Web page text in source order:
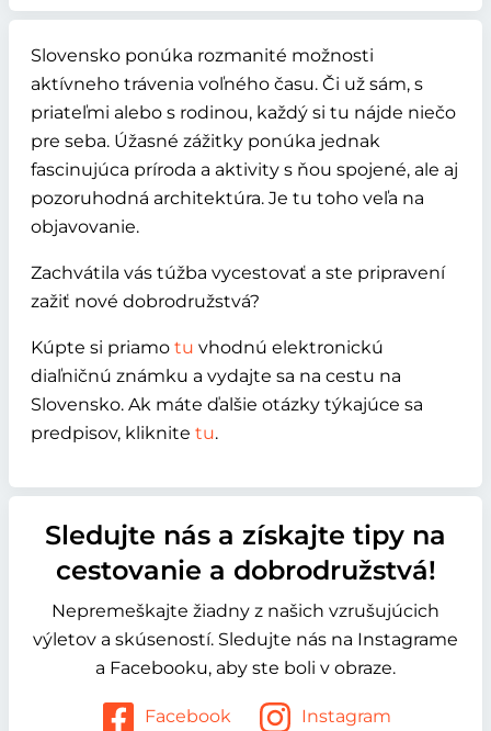
Slovensko ponúka rozmanité možnosti
aktívneho trávenia voľného času. Či už sám, s
priateľmi alebo s rodinou, každý si tu nájde niečo
pre seba. Úžasné zážitky ponúka jednak
fascinujúca príroda a aktivity s ňou spojené, ale aj
pozoruhodná architektúra. Je tu toho veľa na
objavovanie.
Zachvátila vás túžba vycestovať a ste pripravení
zažiť nové dobrodružstvá?
Kúpte si priamo tu vhodnú elektronickú
diaľničnú známku a vydajte sa na cestu na
Slovensko. Ak máte ďalšie otázky týkajúce sa
predpisov, kliknite tu.
Sledujte nás a získajte tipy na
cestovanie a dobrodružstvá!
Nepremeškajte žiadny z našich vzrušujúcich
výletov a skúseností. Sledujte nás na Instagrame
a Facebooku, aby ste boli v obraze.
Facebook Instagram